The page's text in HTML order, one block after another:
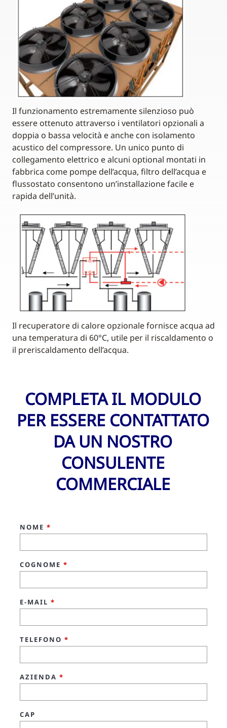
Il funzionamento estremamente silenzioso può
essere ottenuto attraverso i ventilatori opzionali a
doppia o bassa velocità e anche con isolamento
acustico del compressore. Un unico punto di
collegamento elettrico e alcuni optional montati in
fabbrica come pompe dell’acqua, filtro dell’acqua e
flussostato consentono un’installazione facile e
rapida dell’unità.
Il recuperatore di calore opzionale fornisce acqua ad
una temperatura di 60°C, utile per il riscaldamento o
il preriscaldamento dell’acqua.
COMPLETA IL MODULO
PER ESSERE CONTATTATO
DA UN NOSTRO
CONSULENTE
COMMERCIALE
NOME *
COGNOME *
E-MAIL *
TELEFONO *
AZIENDA *
CAP